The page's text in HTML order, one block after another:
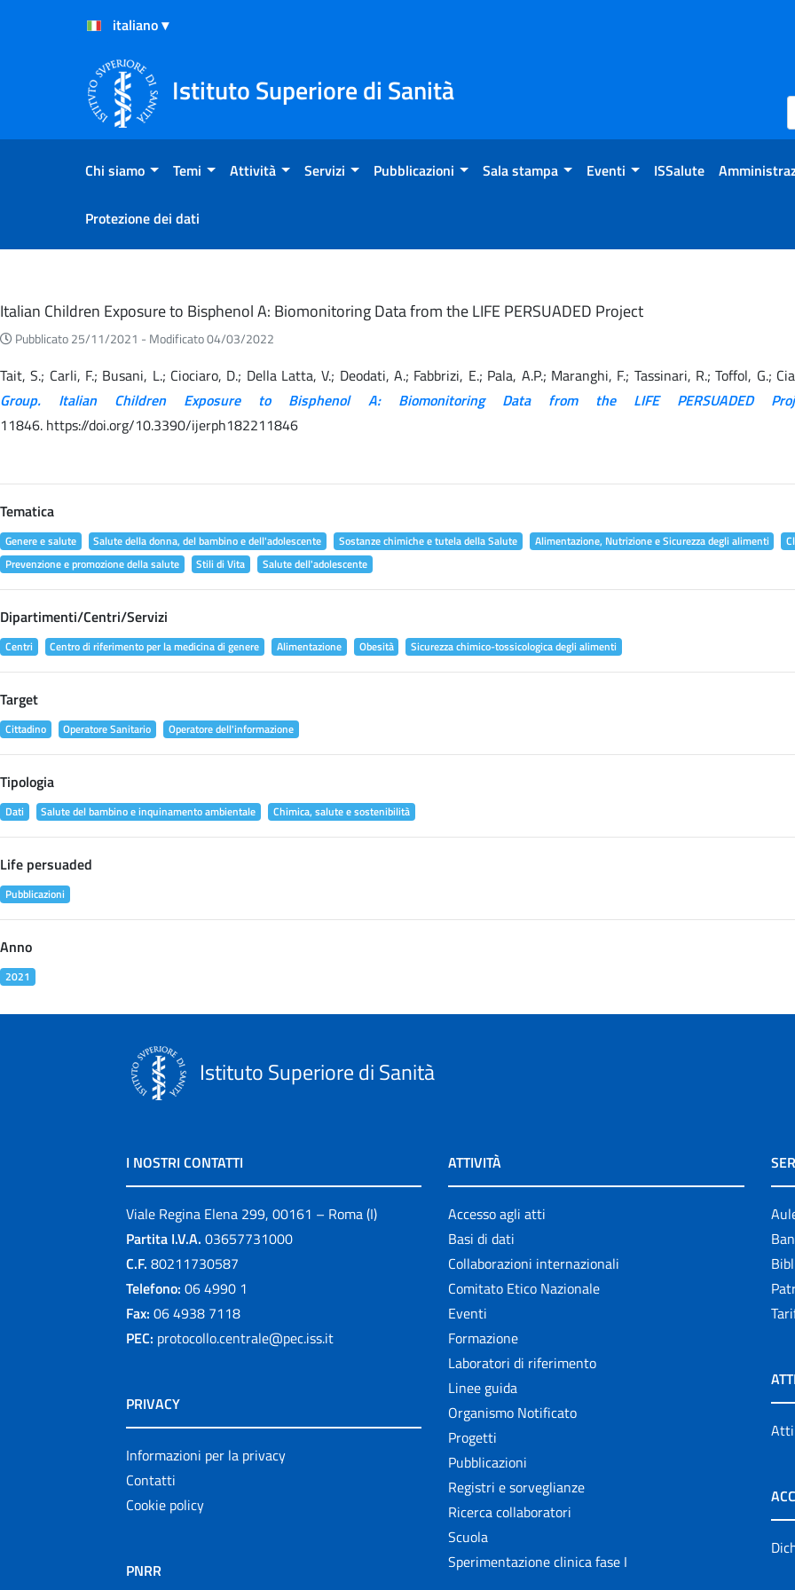
Salta al Contenuto
Salta al Footer
Istituto Superiore di Sanità
Chi siamo Temi Attività Servizi Pubblicazioni Sala stampa Eventi ISSalute
Protezione dei dati
Eventi
Italian Children Exposure to Bisphenol A: Biomonitoring Data from the LIFE PERSUADED Project
Pubblicato 25/11/2021 - Modificato 04/03/2022
Tait, S.; Carli, F.; Busani, L.; Ciociaro, D.; Della Latta, V.; Deodati, A.; Fabbrizi, E.; Pala, A.P.; Maranghi, F.; Tassinari, R.; Toffol, G.;
Group. Italian Children Exposure to Bisphenol A: Biomonitoring Data from the LIFE PERSUADED
11846. https://doi.org/10.3390/ijerph182211846
Tematica
Genere e salute Salute della donna, del bambino e dell'adolescente Sostanze chimiche e tutela della Salute Alimentazione, Nutrizione e Sicurezza degli alimenti
Prevenzione e promozione della salute
Stili di Vita Salute dell'adolescente
Dipartimenti/Centri/Servizi
Centri Centro di riferimento per la medicina di genere Alimentazione Obesità Sicurezza chimico-tossicologica degli alimenti
Target
Cittadino Operatore Sanitario Operatore dell'informazione
Tipologia
Dati Salute del bambino e inquinamento ambientale Chimica, salute e sostenibilità
Life persuaded
Pubblicazioni
Anno
2021
Istituto Superiore di Sanità
I NOSTRI CONTATTI
Viale Regina Elena 299, 00161 – Roma (I)
Partita I.V.A. 03657731000
C.F. 80211730587
Telefono: 06 4990 1
Fax: 06 4938 7118
PEC: protocollo.centrale@pec.iss.it
PRIVACY
Informazioni per la privacy
Contatti
Cookie policy
PNRR
ATTIVITÀ
Accesso agli atti
Basi di dati
Collaborazioni internazionali
Comitato Etico Nazionale
Eventi
Formazione
Laboratori di riferimento
Linee guida
Organismo Notificato
Progetti
Pubblicazioni
Registri e sorveglianze
Ricerca collaboratori
Scuola
Sperimentazione clinica fase I
Atti